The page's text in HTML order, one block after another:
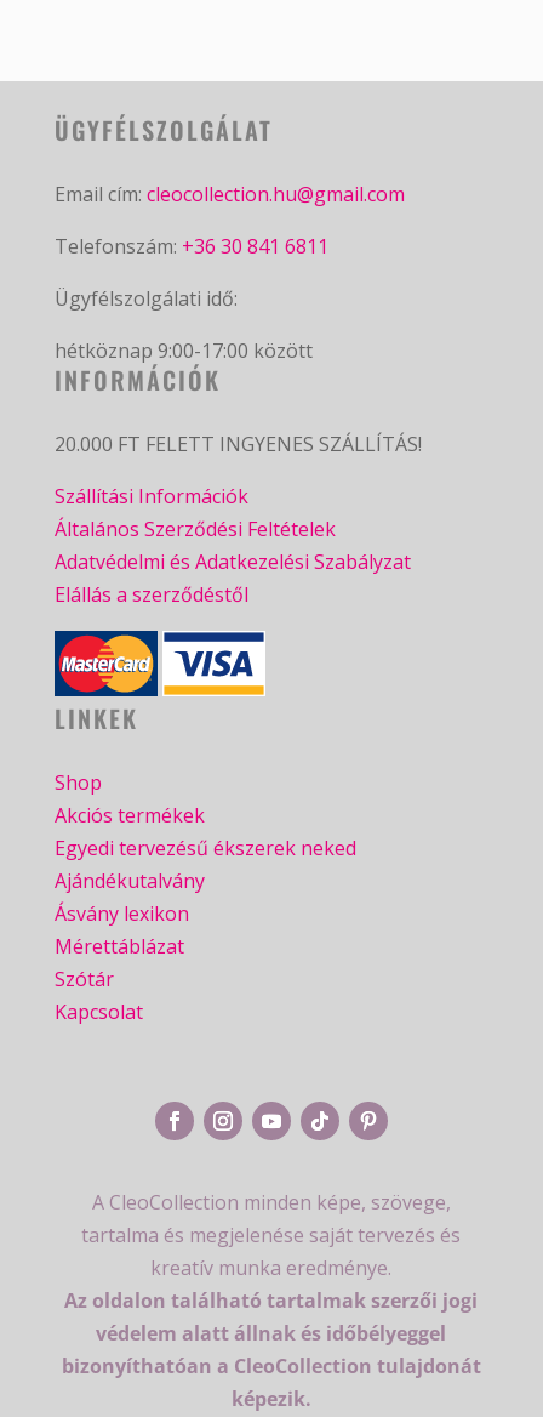
ÜGYFÉLSZOLGÁLAT
Email cím: cleocollection.hu@gmail.com
Telefonszám: +36 30 841 6811
Ügyfélszolgálati idő:
hétköznap 9:00-17:00 között
INFORMÁCIÓK
20.000 FT FELETT INGYENES SZÁLLÍTÁS!
Szállítási Információk
Általános Szerződési Feltételek
Adatvédelmi és Adatkezelési Szabályzat
Elállás a szerződéstől
LINKEK
Shop
Akciós termékek
Egyedi tervezésű ékszerek neked
Ajándékutalvány
Ásvány lexikon
Mérettáblázat
Szótár
Kapcsolat
A CleoCollection minden képe, szövege,
tartalma és megjelenése saját tervezés és
kreatív munka eredménye.
Az oldalon található tartalmak szerzői jogi
védelem alatt állnak és időbélyeggel
bizonyíthatóan a CleoCollection tulajdonát
képezik.